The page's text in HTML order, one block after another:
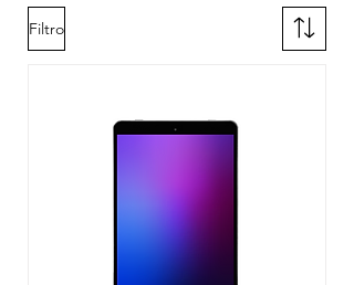
Filtro